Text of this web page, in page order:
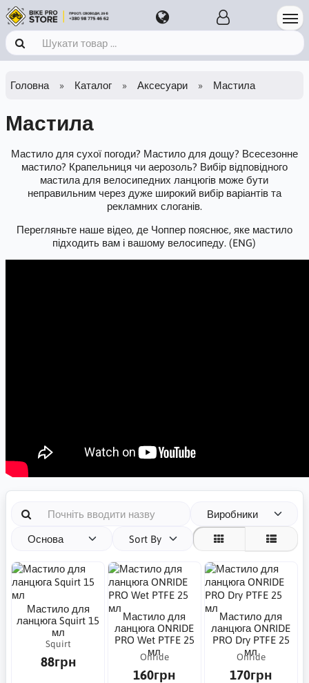
Головна Каталог Аксесуари Мастила
Мастила
Мастило для сухої погоди? Мастило для дощу? Всесезонне
мастило? Крапельниця чи аерозоль? Вибір відповідного
мастила для велосипедних ланцюгів може бути
неправильним через дуже широкий вибір варіантів та
рекламних слоганів.
Перегляньте наше відео, де Чоппер пояснює, яке мастило
підходить вам і вашому велосипеду. (ENG)
Виробники
Основа Sort By
Мастило для
ланцюга Squirt 15
мл
Squirt
88грн
Мастило для
ланцюга ONRIDE
PRO Wet PTFE 25
мл
Onride
160грн
Мастило для
ланцюга ONRIDE
PRO Dry PTFE 25
мл
Onride
170грн